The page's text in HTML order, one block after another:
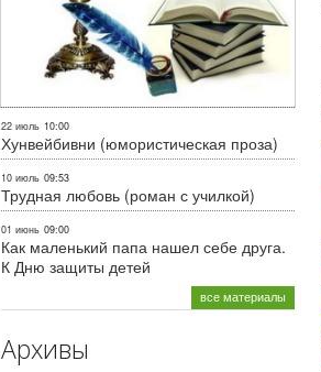
22 июль 10:00
Хунвейбивни (юмористическая проза)
10 июль 09:53
Трудная любовь (роман с училкой)
01 июнь 09:00
Как маленький папа нашел себе друга.
К Дню защиты детей
все материалы
Архивы